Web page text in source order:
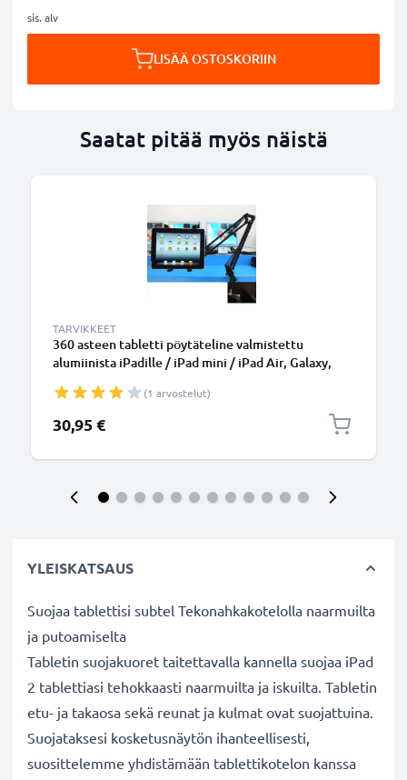
sis. alv
LISÄÄ OSTOSKORIIN
Saatat pitää myös näistä
TARVIKKEET
360 asteen tabletti pöytäteline valmistettu
alumiinista iPadille / iPad mini / iPad Air, Galaxy,
kääntövarsi
(1 arvostelut)
30,95 €
YLEISKATSAUS
Suojaa tablettisi subtel Tekonahkakotelolla naarmuilta
ja putoamiselta
Tabletin suojakuoret taitettavalla kannella suojaa iPad
2 tablettiasi tehokkaasti naarmuilta ja iskuilta. Tabletin
etu- ja takaosa sekä reunat ja kulmat ovat suojattuina.
Suojataksesi kosketusnäytön ihanteellisesti,
suosittelemme yhdistämään tablettikotelon kanssa